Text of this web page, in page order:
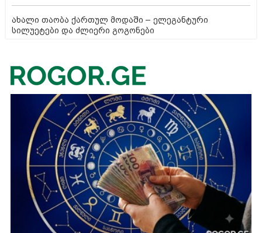
ახალი თაობა ქართულ მოდაში – ელეგანტური
სილუეტები და ძლიერი გოგონები